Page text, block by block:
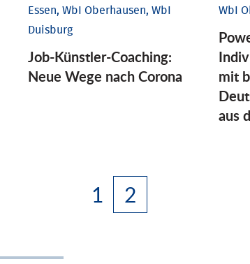
Essen, WbI Oberhausen, WbI
Duisburg
Job-Künstler-Coaching:
Neue Wege nach Corona
WbI
mit
aus
1 2